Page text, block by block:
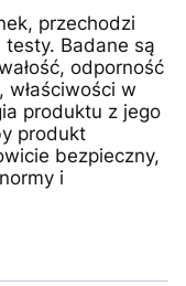
przechodzi
testy. Badane są
odporność
w
produktu z jego
produkt
bezpieczny,
i